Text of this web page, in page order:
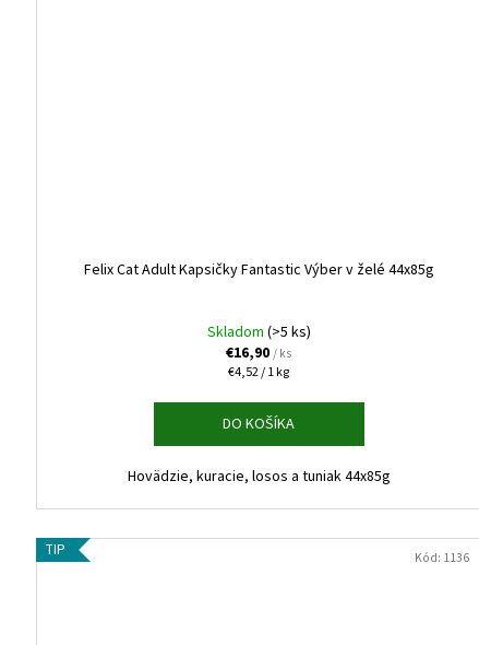
Felix Cat Adult Kapsičky Fantastic Výber v želé 44x85g
Skladom (>5 ks)
€16,90/ ks
Jednotková
€4,52 / 1 kg
DO KOŠÍKA
Hovädzie, kuracie, losos a tuniak 44x85g
TIP Kód: 1136